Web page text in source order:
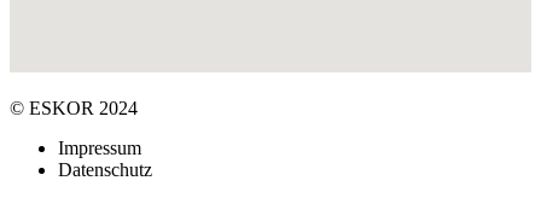
© ESKOR 2024
Impressum
Datenschutz